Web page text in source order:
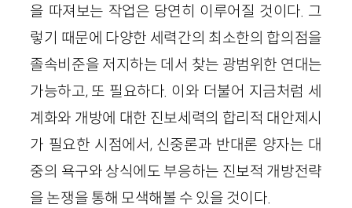
을 따져보는 작업은 당연히 이루어질 것이다. 그
렇기 때문에 다양한 세력간의 최소한의 합의점을
졸속비준을 저지하는 데서 찾는 광범위한 연대는
가능하고, 또 필요하다. 이와 더불어 지금처럼 세
계화와 개방에 대한 진보세력의 합리적 대안제시
가 필요한 시점에서, 신중론과 반대론 양자는 대
중의 욕구와 상식에도 부응하는 진보적 개방전략
을 논쟁을 통해 모색해볼 수 있을 것이다.